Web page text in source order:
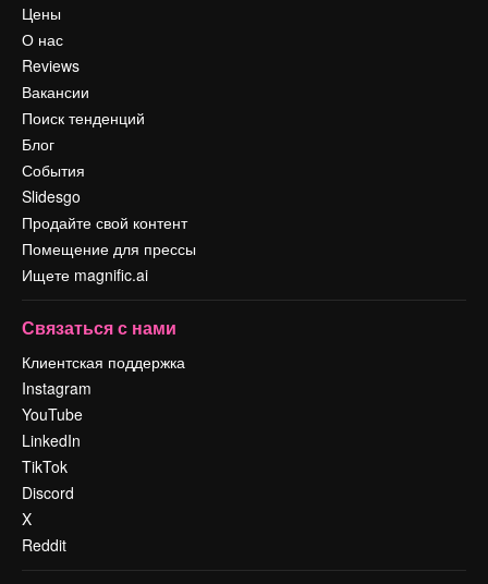
Цены
О нас
Reviews
Вакансии
Поиск тенденций
Блог
События
Slidesgo
Продайте свой контент
Помещение для прессы
Ищете magnific.ai
Связаться с нами
Клиентская поддержка
Instagram
YouTube
LinkedIn
TikTok
Discord
X
Reddit